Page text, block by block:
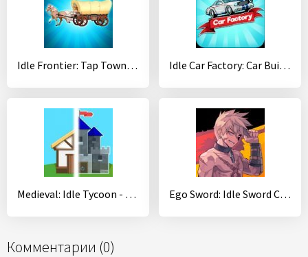
Idle Frontier: Tap Town Tycoon Idle Car Factory: Car Builder, Tycoon Games 2020
Medieval: Idle Tycoon - Idle Clicker Tycoon Game Ego Sword: Idle Sword Clicker
Комментарии (0)